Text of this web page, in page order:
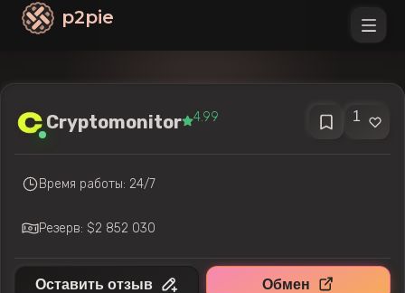
p2pie
Cryptomonitor 4.99 1
Время работы: 24/7
Резерв: $2 852 030
Оставить отзыв Обмен